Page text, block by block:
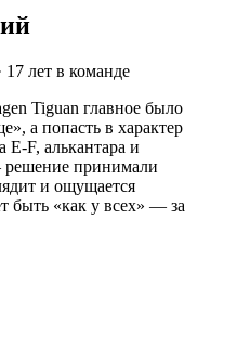
17 лет в команде
Tiguan главное было
а попасть в характер
F, алькантара и
принимали
и ощущается
быть «как у всех» — за